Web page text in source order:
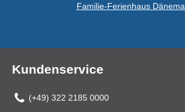
Familie-Ferienhaus
Kundenservice
(+49) 322 2185 0000